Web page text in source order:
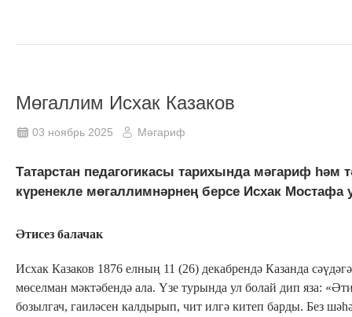
Мөгаллим Исхак Казаков
03 ноябрь 2025 Мәгариф
Татарстан педагогикасы тарихында мәгариф һәм
күренекле мөгаллимнәрнең берсе Исхак Мостафа
Әтисез балачак
Исхак Казаков 1876 елның 11 (26) декабрендә Казанда
мөселман мәктәбендә ала. Үзе турында ул болай дип яза:
бозылгач, гаиләсен калдырып, чит илгә китеп барды. Без